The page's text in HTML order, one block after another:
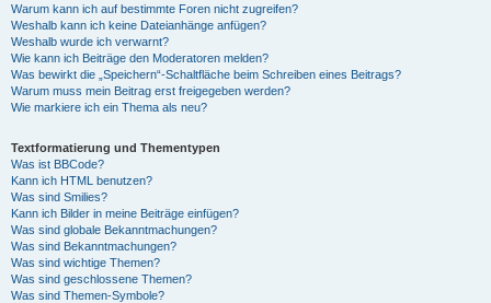
Warum kann ich auf bestimmte Foren nicht zugreifen?
Weshalb kann ich keine Dateianhänge anfügen?
Weshalb wurde ich verwarnt?
Wie kann ich Beiträge den Moderatoren melden?
Was bewirkt die „Speichern“-Schaltfläche beim Schreiben eines Beitrags?
Warum muss mein Beitrag erst freigegeben werden?
Wie markiere ich ein Thema als neu?
Textformatierung und Thementypen
Was ist BBCode?
Kann ich HTML benutzen?
Was sind Smilies?
Kann ich Bilder in meine Beiträge einfügen?
Was sind globale Bekanntmachungen?
Was sind Bekanntmachungen?
Was sind wichtige Themen?
Was sind geschlossene Themen?
Was sind Themen-Symbole?